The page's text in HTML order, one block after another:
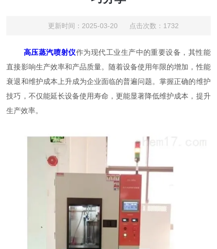
更新时间：2025-03-20 点击次数：1732
高压蒸汽喷射仪作为现代工业生产中的重要设备，其性能
直接影响生产效率和产品质量。随着设备使用年限的增加，性能
衰退和维护成本上升成为企业面临的普遍问题。掌握正确的维护
技巧，不仅能延长设备使用寿命，更能显著降低维护成本，提升
生产效率。